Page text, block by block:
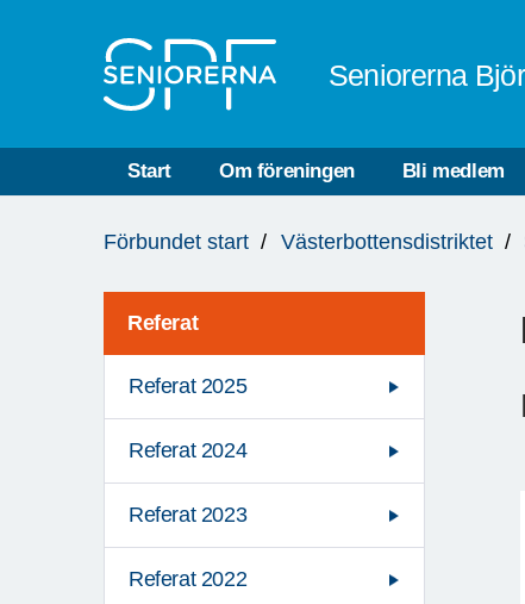
Seniorerna
Start Om föreningen Bli medlem
är
Förbundet start Västerbottensdistriktet
Referat
Referat 2025
Referat 2024
Referat 2023
Referat 2022